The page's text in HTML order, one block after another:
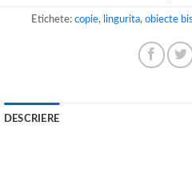
Etichete:copie, lingurita,obiecte
DESCRIERE